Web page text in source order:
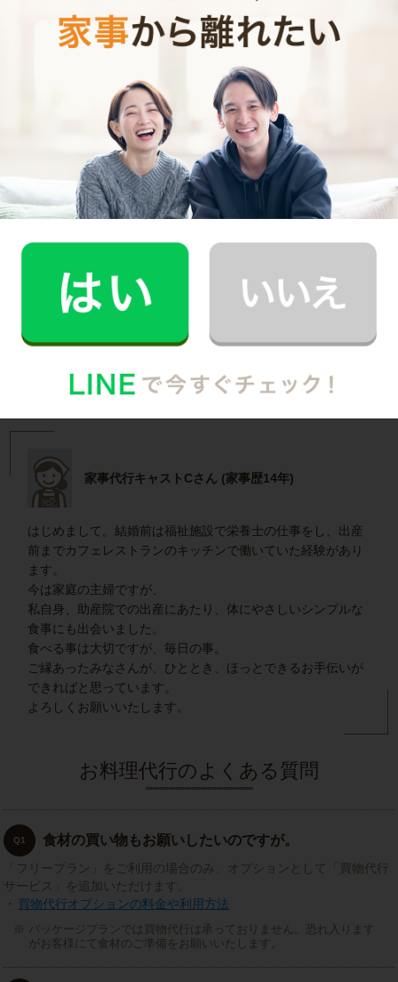
きる味と品数が用意出来るよう工夫するのが大好きです！
出来る限りご要望に応えたいと思っています。
どうぞよろしくお願いいたします！
家事代行キャストBさん (家事歴16年)
この度、ご依頼いただきありがとうございます。
て頂いています。毎回、お客様とのご縁を大切に入らせて頂
是非、お客様ご希望の仕上がりを教えて下さい！
コミュニケーションを大切に、ご希望の仕上がりをゴール
します。
家事代行キャストCさん (家事歴14年)
はじめまして。結婚前は福祉施設で栄養士の仕事をし、出産
前までカフェレストランのキッチンで働いていた経験があり
ます。
今は家庭の主婦ですが、
私自身、助産院での出産にあたり、体にやさしいシンプルな
食事にも出会いました。
食べる事は大切ですが、毎日の事。
ご縁あったみなさんが、ひととき、ほっとできるお手伝いが
できればと思っています。
よろしくお願いいたします。
お料理代行のよくある質問
Q1 食材の買い物もお願いしたいのですが。
「フリープラン」をご利用の場合のみ、オプションとして「買物代行
サービス」を追加いただけます。
・ 買物代行オプションの料金や利用方法
パッケージプランでは買物代行は承っておりません。恐れ入ります
がお客様にて食材のご準備をお願いいたします。